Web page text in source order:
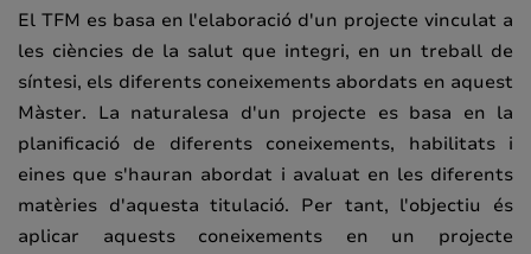
El TFM es basa en l'elaboració d'un projecte vinculat a
les ciències de la salut que integri, en un treball de
síntesi, els diferents coneixements abordats en aquest
Màster. La naturalesa d'un projecte es basa en la
planificació de diferents coneixements, habilitats i
eines que s'hauran abordat i avaluat en les diferents
matèries d'aquesta titulació. Per tant, l'objectiu és
aplicar aquests coneixements en un projecte